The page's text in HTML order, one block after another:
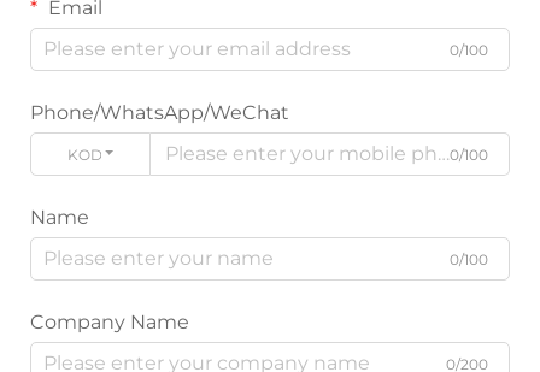
Email
0/100
Phone/WhatsApp/WeChat
KODE 0/100
Name
0/100
Company Name
0/200